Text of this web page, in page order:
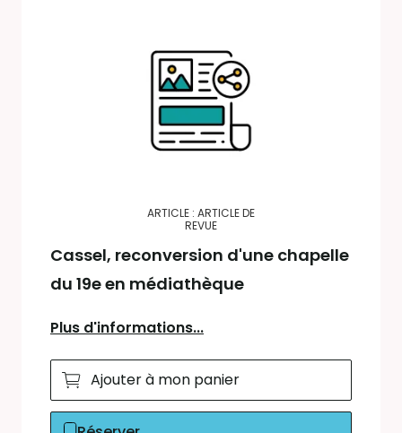
ARTICLE : ARTICLE DE
REVUE
Cassel, reconversion d'une chapelle
du 19e en médiathèque
Plus d'informations...
Ajouter à mon panier